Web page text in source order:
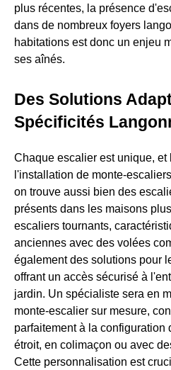
plus récentes, la présence
dans de nombreux foyers
habitations est donc un enjeu
ses aînés.
Des Solutions
Spécificités
Chaque escalier est unique,
l'installation de monte-
on trouve aussi bien des
présents dans les maisons
escaliers tournants,
anciennes avec des volées
également des solutions pour
offrant un accès sécurisé à
jardin. Un spécialiste sera en
monte-escalier sur mesure,
parfaitement à la configuration
étroit, en colimaçon ou avec
Cette personnalisation est